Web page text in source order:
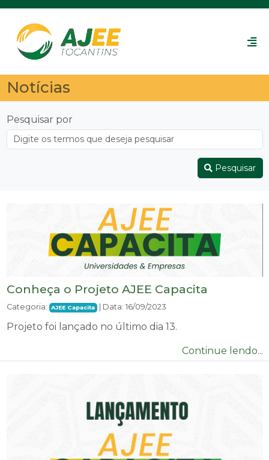
Notícias
Pesquisar por
Pesquisar
Conheça o Projeto AJEE Capacita
Categoria: AJEE Capacita | Data: 16/09/2023
Projeto foi lançado no último dia 13.
Continue lendo...